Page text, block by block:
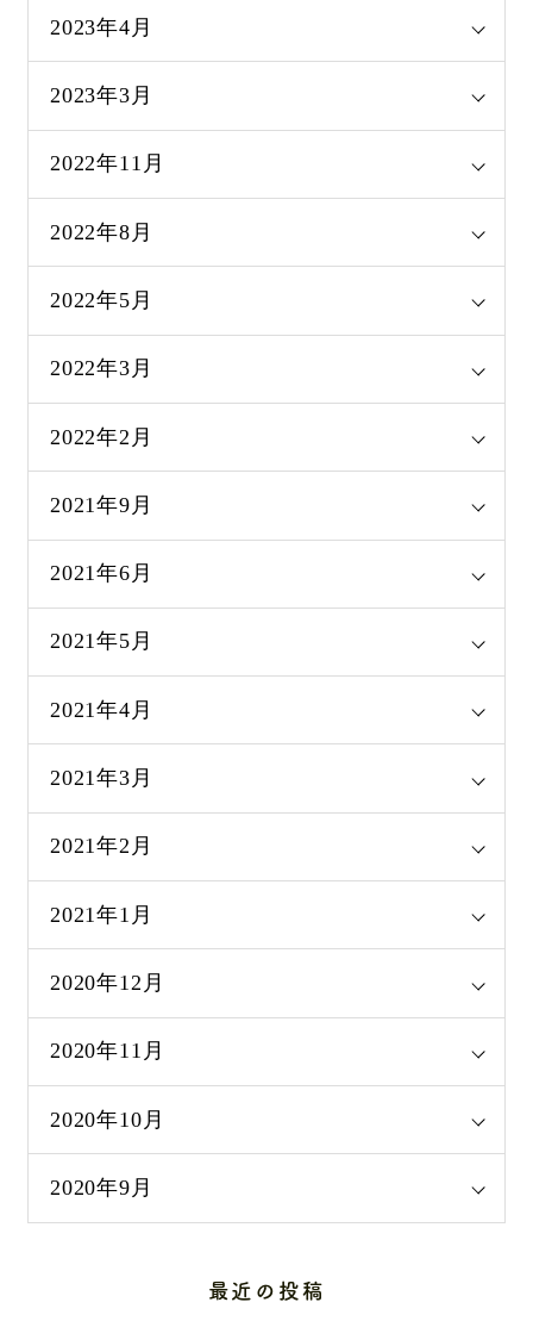
2023年4月
2023年3月
2022年11月
2022年8月
2022年5月
2022年3月
2022年2月
2021年9月
2021年6月
2021年5月
2021年4月
2021年3月
2021年2月
2021年1月
2020年12月
2020年11月
2020年10月
2020年9月
最近の投稿